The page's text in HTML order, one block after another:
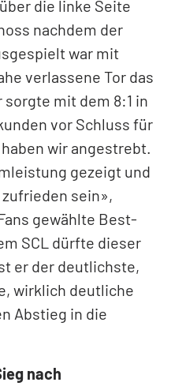
die linke Seite
nachdem der
war mit
verlassene Tor das
sorgte mit dem 8:1 in
vor Schluss für
wir angestrebt.
gezeigt und
sein»,
gewählte Best-
SCL dürfte dieser
er der deutlichste,
wirklich deutliche
Abstieg in die
nach